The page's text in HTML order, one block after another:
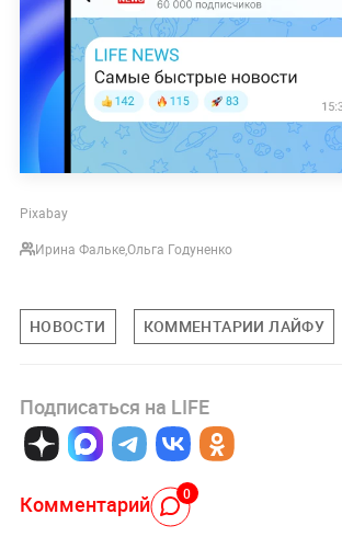
Pixabay
Ирина Фальке,Ольга Годуненко
НОВОСТИ КОММЕНТАРИИ ЛАЙФУ
Подписаться на LIFE
Комментарий 0